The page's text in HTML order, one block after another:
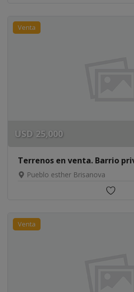
Venta
USD 25,000
Terrenos en venta. Barrio
Pueblo esther Brisanova
Venta